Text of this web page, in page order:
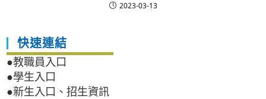
2023-03-13
快速連結
●教職員入口
●學生入口
●新生入口、招生資訊